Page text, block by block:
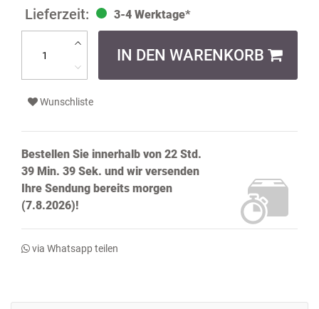
3-4 Werktage*
IN DEN WARENKORB
Wunschliste
Bestellen Sie innerhalb von 22 Std.
39 Min. 38 Sek. und wir versenden
Ihre Sendung bereits morgen
(7.8.2026)!
via Whatsapp teilen